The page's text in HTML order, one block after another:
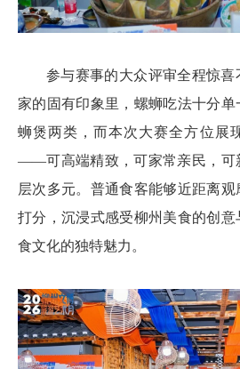
参与赛事的大众评审全程惊
家的固有印象里，螺蛳吃法十分
蛳煲两类，而本次大赛全方位展
——可高端精致，可家常亲民，可
层次多元。普通食客能够近距离
打分，沉浸式感受柳州美食的创
食文化的独特魅力。